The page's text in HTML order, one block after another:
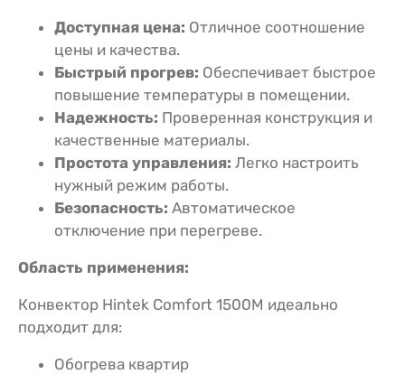
Доступная цена: Отличное соотношение
цены и качества.
Быстрый прогрев: Обеспечивает быстрое
повышение температуры в помещении.
Надежность: Проверенная конструкция и
качественные материалы.
Простота управления: Легко настроить
нужный режим работы.
Безопасность: Автоматическое
отключение при перегреве.
Область применения:
Конвектор Hintek Comfort 1500M идеально
подходит для:
Обогрева квартир